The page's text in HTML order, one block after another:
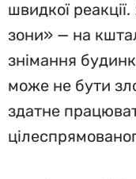
швидкої
зони» — на
знімання
може не бути
здатне